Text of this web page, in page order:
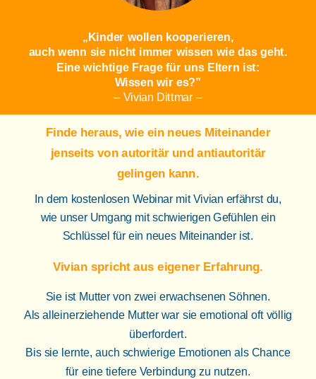
„Kinder wollen kooperieren,
auch wenn sie nicht immer wissen wie das geht.
Eine wichtige Frage für uns Eltern ist:
Wissen wir es?”
– Vivian Dittmar –
In dem kostenlosen Webinar mit Vivian erfährst du,
wie unser Umgang mit schwierigen Gefühlen ein
Schlüssel für ein neues Miteinander ist.
Sie ist Mutter von zwei erwachsenen Söhnen.
Als alleinerziehende Mutter war sie emotional oft völlig
überfordert.
Bis sie lernte, auch schwierige Emotionen als Chance
für eine tiefere Verbindung zu nutzen.
Vivian spricht aus eigener Erfahrung.
Finde heraus, wie ein neues Miteinander
jenseits von autoritär und antiautoritär
gelingen kann.